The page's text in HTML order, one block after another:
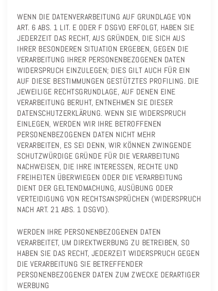
WENN DIE DATENVERARBEITUNG AUF GRUNDLAGE VON
ART. 6 ABS. 1 LIT. E ODER F DSGVO ERFOLGT, HABEN SIE
JEDERZEIT DAS RECHT, AUS GRÜNDEN, DIE SICH AUS
IHRER BESONDEREN SITUATION ERGEBEN, GEGEN DIE
VERARBEITUNG IHRER PERSONENBEZOGENEN DATEN
WIDERSPRUCH EINZULEGEN; DIES GILT AUCH FÜR EIN
AUF DIESE BESTIMMUNGEN GESTÜTZTES PROFILING. DIE
JEWEILIGE RECHTSGRUNDLAGE, AUF DENEN EINE
VERARBEITUNG BERUHT, ENTNEHMEN SIE DIESER
DATENSCHUTZERKLÄRUNG. WENN SIE WIDERSPRUCH
EINLEGEN, WERDEN WIR IHRE BETROFFENEN
PERSONENBEZOGENEN DATEN NICHT MEHR
VERARBEITEN, ES SEI DENN, WIR KÖNNEN ZWINGENDE
SCHUTZWÜRDIGE GRÜNDE FÜR DIE VERARBEITUNG
NACHWEISEN, DIE IHRE INTERESSEN, RECHTE UND
FREIHEITEN ÜBERWIEGEN ODER DIE VERARBEITUNG
DIENT DER GELTENDMACHUNG, AUSÜBUNG ODER
VERTEIDIGUNG VON RECHTSANSPRÜCHEN (WIDERSPRUCH
NACH ART. 21 ABS. 1 DSGVO).
WERDEN IHRE PERSONENBEZOGENEN DATEN
VERARBEITET, UM DIREKTWERBUNG ZU BETREIBEN, SO
HABEN SIE DAS RECHT, JEDERZEIT WIDERSPRUCH GEGEN
DIE VERARBEITUNG SIE BETREFFENDER
PERSONENBEZOGENER DATEN ZUM ZWECKE DERARTIGER
WERBUNG